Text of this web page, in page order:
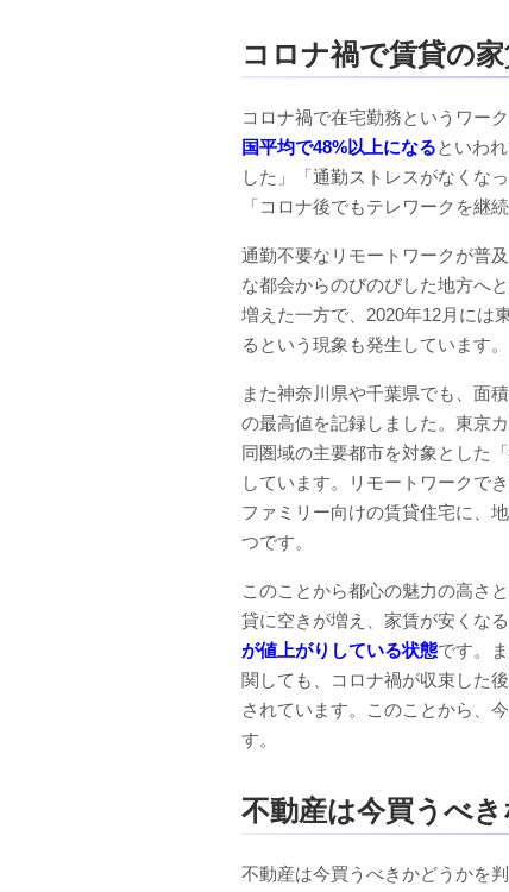
コロナ禍で賃貸の
コロナ禍で在宅勤務というワー
国平均で48%以上になるといわ
した」「通勤ストレスがなくな
「コロナ後でもテレワークを継
通勤不要なリモートワークが普
な都会からのびのびした地方へ
増えた一方で、2020年12月には
るという現象も発生しています。
また神奈川県や千葉県でも、面
の最高値を記録しました。東京
同圏域の主要都市を対象とした
しています。リモートワークで
ファミリー向けの賃貸住宅に、
つです。
このことから都心の魅力の高さ
貸に空きが増え、家賃が安くな
が値上がりしている状態です。
関しても、コロナ禍が収束した
されています。このことから、
す。
不動産は今買うべき
不動産は今買うべきかどうかを